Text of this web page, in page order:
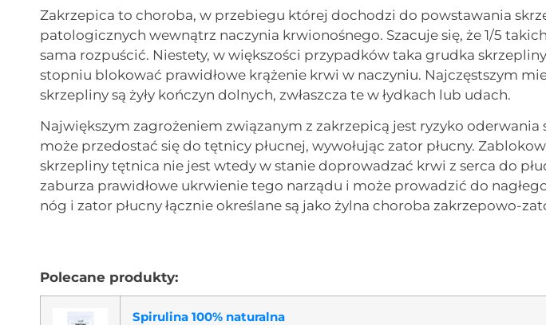
Zakrzepica to choroba, w przebiegu której dochodzi do powstawania
patologicznych wewnątrz naczynia krwionośnego. Szacuje się, że 1/5
sama rozpuścić. Niestety, w większości przypadków taka grudka
stopniu blokować prawidłowe krążenie krwi w naczyniu. Najczęstszym
skrzepliny są żyły kończyn dolnych, zwłaszcza te w łydkach lub udach.
Największym zagrożeniem związanym z zakrzepicą jest ryzyko oderwania
może przedostać się do tętnicy płucnej, wywołując zator płucny.
skrzepliny tętnica nie jest wtedy w stanie doprowadzać krwi z serca do
zaburza prawidłowe ukrwienie tego narządu i może prowadzić do
nóg i zator płucny łącznie określane są jako żylna choroba zakrzepowo-
Polecane produkty:
Spirulina 100% naturalna